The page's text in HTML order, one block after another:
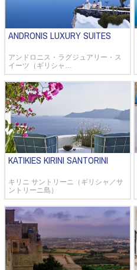
ANDRONIS LUXURY SUITES
アンドロニス・ラグジュアリー・ス
イーツ（ギリシャ…
KATIKIES KIRINI SANTORINI
キリニ サントリーニ（ギリシャ／サ
ントリーニ島）